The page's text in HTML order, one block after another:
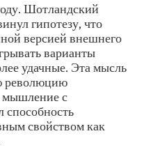
Шотландский
гипотезу, что
версией внешнего
варианты
удачные. Эта мысль
революцию
мышление с
способность
свойством как